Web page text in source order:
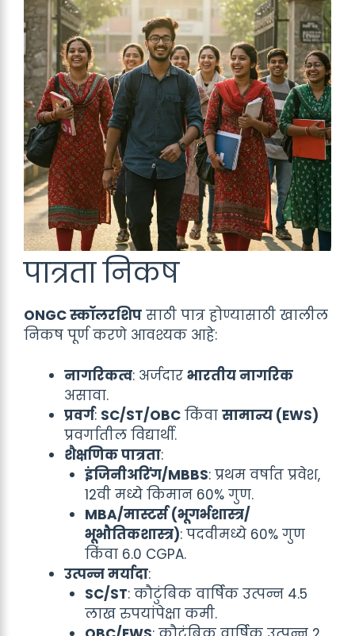
पात्रता निकष
ONGC स्कॉलरशिप साठी पात्र होण्यासाठी खालील
निकष पूर्ण करणे आवश्यक आहे:
नागरिकत्व: अर्जदार भारतीय नागरिक
असावा.
प्रवर्ग: SC/ST/OBC किंवा सामान्य (EWS)
प्रवर्गातील विद्यार्थी.
शैक्षणिक पात्रता:
इंजिनीअरिंग/MBBS: प्रथम वर्षात प्रवेश,
12वी मध्ये किमान 60% गुण.
MBA/मास्टर्स (भूगर्भशास्त्र/
भूभौतिकशास्त्र): पदवीमध्ये 60% गुण
किंवा 6.0 CGPA.
उत्पन्न मर्यादा:
SC/ST: कौटुंबिक वार्षिक उत्पन्न 4.5
लाख रुपयांपेक्षा कमी.